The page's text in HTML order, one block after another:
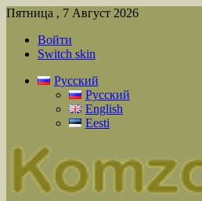
Пятница , 7 Август 2026
Войти
Switch skin
Русский
Русский
English
Eesti